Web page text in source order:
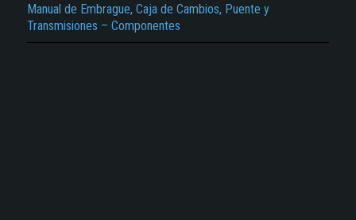
Manual de Embrague, Caja de Cambios, Puente y
Transmisiones – Componentes